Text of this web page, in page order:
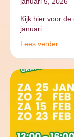
Kijk hier voor de
januari.
Lees verder...